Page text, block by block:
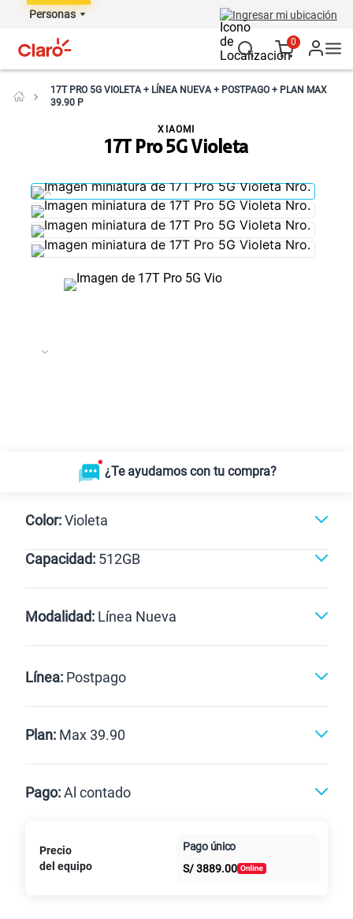
Personas Ingresar mi ubicación
0
17T PRO 5G VIOLETA + LÍNEA NUEVA + POSTPAGO + PLAN MAX
39.90 P
17T Pro 5G Violeta
XIAOMI
¿Te ayudamos con tu compra?
Color:Violeta
Violeta
Capacidad: 512GB
512GB
Modalidad: Línea Nueva
Renovación Celular liberado
Línea: Postpago
Plan: Max 39.90
Paga solo
25GBen alta velocidad
S/
Pago:Al contado
Al contado Cuotas Claro
intereses
Precio
del equipo
Pago único
S/3889.00